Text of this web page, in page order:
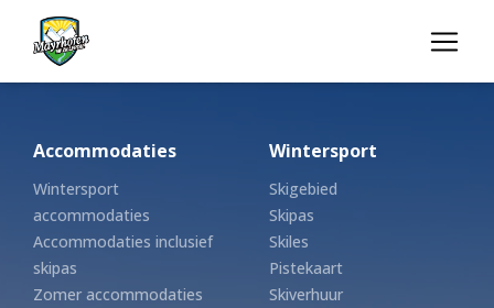
Accommodaties
Wintersport
accommodaties
Accommodaties inclusief
skipas
Zomer accommodaties
Wintersport
Skigebied
Skipas
Skiles
Pistekaart
Skiverhuur